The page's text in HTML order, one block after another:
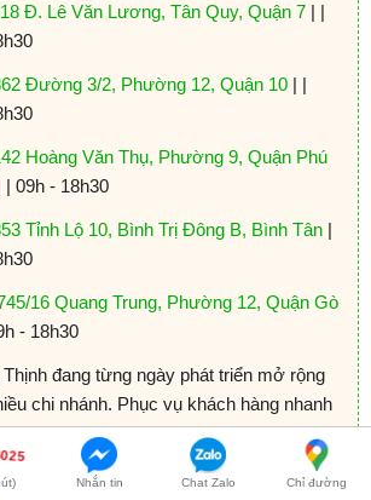
Đ. Lê Văn Lương, Tân Quy, Quận 7| |
Đường 3/2, Phường 12, Quận 10| |
Hoàng Văn Thụ, Phường 9, Quận Phú
09h - 18h30
Tỉnh Lộ 10, Bình Trị Đông B, Bình Tân|
16 Quang Trung, Phường 12, Quận Gò
- 18h30
đang từng ngày phát triển mở rộng
chi nhánh. Phục vụ khách hàng nhanh
Nhắn tin Chat Zalo Chỉ đường